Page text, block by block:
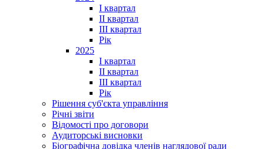
I квартал
II квартал
III квартал
Рік
2025
I квартал
II квартал
III квартал
Рік
Рішення суб'єкта управління
Річні звіти
Відомості про договори
Аудиторські висновки
Біографічна довідка членів наглядової ради